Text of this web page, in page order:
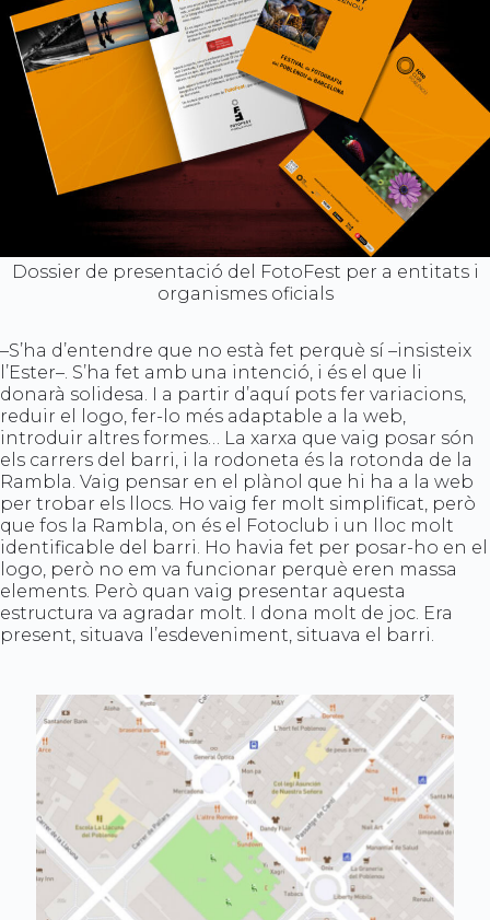
Dossier de presentació del FotoFest per a entitats i
organismes oficials
–S’ha d’entendre que no està fet perquè sí –insisteix
l’Ester–. S’ha fet amb una intenció, i és el que li
donarà solidesa. I a partir d’aquí pots fer variacions,
reduir el logo, fer-lo més adaptable a la web,
introduir altres formes… La xarxa que vaig posar són
els carrers del barri, i la rodoneta és la rotonda de la
Rambla. Vaig pensar en el plànol que hi ha a la web
per trobar els llocs. Ho vaig fer molt simplificat, però
que fos la Rambla, on és el Fotoclub i un lloc molt
identificable del barri. Ho havia fet per posar-ho en el
logo, però no em va funcionar perquè eren massa
elements. Però quan vaig presentar aquesta
estructura va agradar molt. I dona molt de joc. Era
present, situava l’esdeveniment, situava el barri.